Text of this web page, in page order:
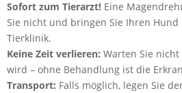
Sofort zum Tierarzt! Eine
Sie nicht und bringen Sie Ihren
Tierklinik.
Keine Zeit verlieren: Warten Sie
wird – ohne Behandlung ist die
Transport: Falls möglich, legen Sie